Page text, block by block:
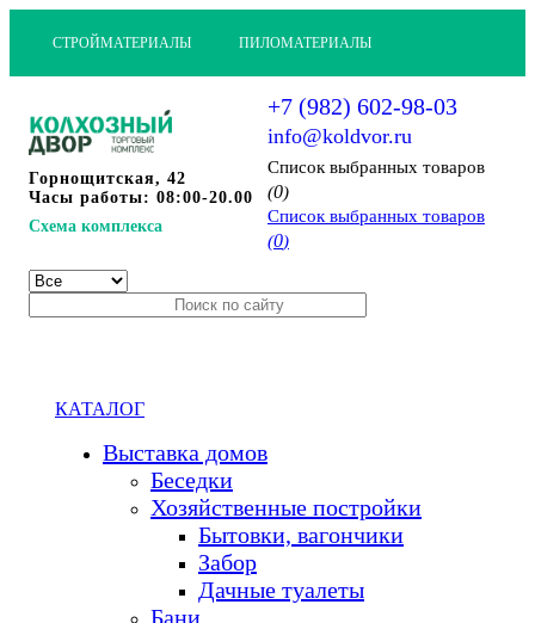
СТРОЙМАТЕРИАЛЫ ПИЛОМАТЕРИАЛЫ
Горнощитская, 42
Часы работы: 08:00-20.00
Схема комплекса
+7 (982) 602-98-03
info@koldvor.ru
Cписок выбранных товаров
(0)
Cписок выбранных товаров
(0)
КАТАЛОГ
Выставка домов
Беседки
Хозяйственные постройки
Бытовки, вагончики
Забор
Дачные туалеты
Бани